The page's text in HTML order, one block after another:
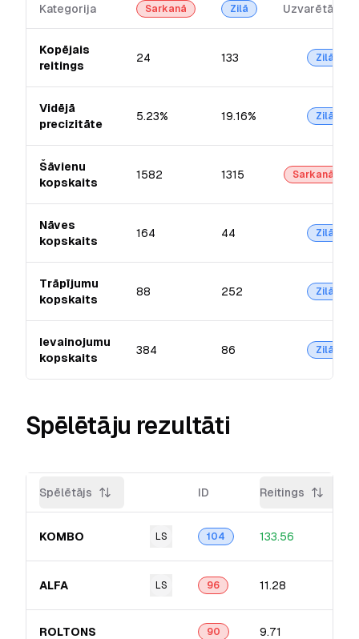
Kategorija Sarkanā Zilā Uzvarētājs
Kopējais
reitings
24 133 Zilā
Vidējā
precizitāte
5.23% 19.16% Zilā
Šāvienu
kopskaits
1582 1315 Sarkanā
Nāves
kopskaits
164 44 Zilā
Trāpījumu
kopskaits
88 252 Zilā
Ievainojumu
kopskaits
384 86 Zilā
Spēlētāju rezultāti
Spēlētājs ID Reitings
KOMBO LS 104 133.56
ALFA LS 96 11.28
ROLTONS 90 9.71